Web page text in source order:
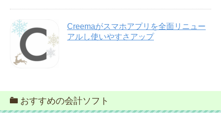
Creemaがスマホアプリを全面リニュー
アルし使いやすさアップ
おすすめの会計ソフト